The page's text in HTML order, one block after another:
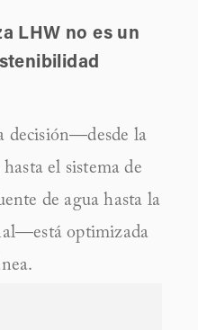
LHW no es un
decisión—desde la
el sistema de
de agua hasta la
optimizada